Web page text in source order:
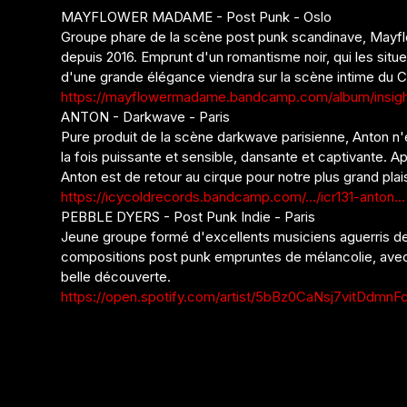
MAYFLOWER MADAME - Post Punk - Oslo
Groupe phare de la scène post punk scandinave,
depuis 2016. Emprunt d'un romantisme noir, qui les
d'une grande élégance viendra sur la scène intime du
https://mayflowermadame.bandcamp.com/album/
ANTON - Darkwave - Paris
Pure produit de la scène darkwave parisienne, Anton
la fois puissante et sensible, dansante et captivante.
Anton est de retour au cirque pour notre plus grand
https://icycoldrecords.bandcamp.com/.../icr131-anton...
PEBBLE DYERS - Post Punk Indie - Paris
Jeune groupe formé d'excellents musiciens aguerris
compositions post punk empruntes de mélancolie,
belle découverte.
https://open.spotify.com/artist/